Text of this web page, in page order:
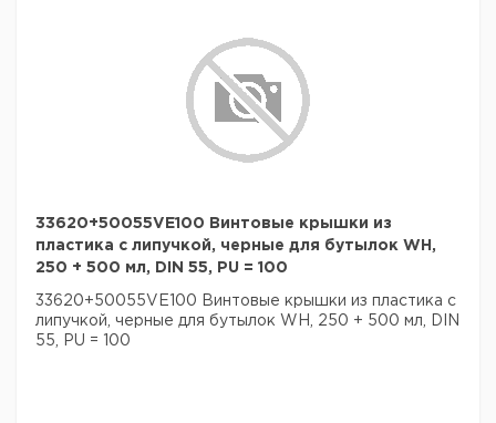
33620+50055VE100 Винтовые крышки из
пластика с липучкой, черные для бутылок WH,
250 + 500 мл, DIN 55, PU = 100
33620+50055VE100 Винтовые крышки из пластика с
липучкой, черные для бутылок WH, 250 + 500 мл, DIN
55, PU = 100